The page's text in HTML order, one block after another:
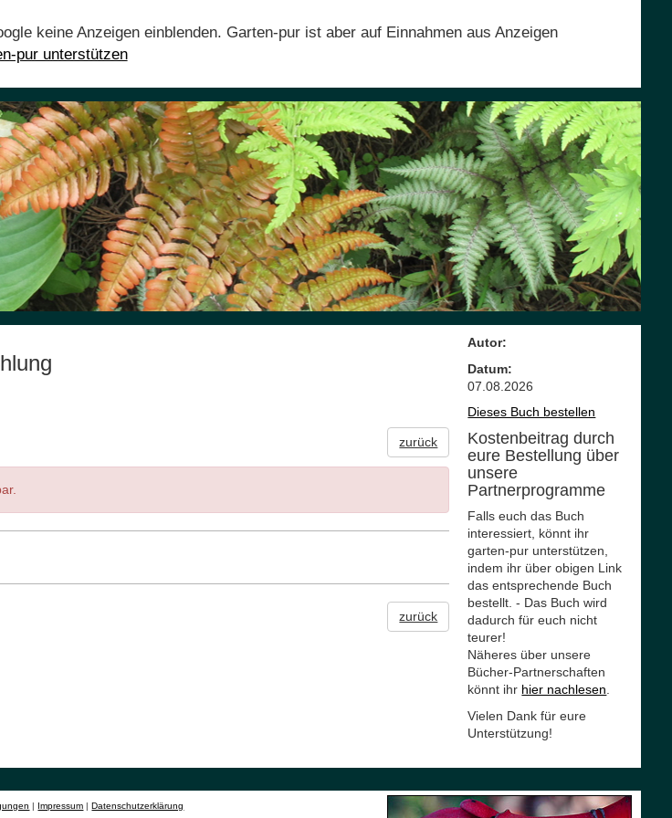
keine Anzeigen einblenden. Garten-pur ist aber auf Einnahmen aus Anzeigen
pur unterstützen
zurück
zurück
Autor:
Datum:
07.08.2026
Dieses Buch bestellen
Kostenbeitrag durch
eure Bestellung über
unsere
Partnerprogramme
Falls euch das Buch
interessiert, könnt ihr
garten-pur unterstützen,
indem ihr über obigen Link
das entsprechende Buch
bestellt. - Das Buch wird
dadurch für euch nicht
teurer!
Näheres über unsere
Bücher-Partnerschaften
könnt ihr hier nachlesen
Vielen Dank für eure
Unterstützung!
| Impressum |Datenschutzerklärung